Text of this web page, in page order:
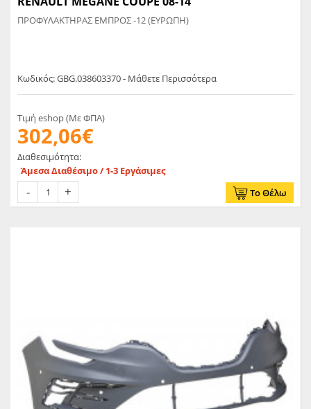
ΠΡΟΦΥΛΑΚΤΗΡΑΣ ΕΜΠΡΟΣ -12 (ΕΥΡΩΠΗ)
Κωδικός: GBG.038603370 - Μάθετε Περισσότερα
Τιμή eshop (Με ΦΠΑ)
302,06€
Διαθεσιμότητα:
Άμεσα Διαθέσιμο / 1-3 Εργάσιμες
Το Θέλω